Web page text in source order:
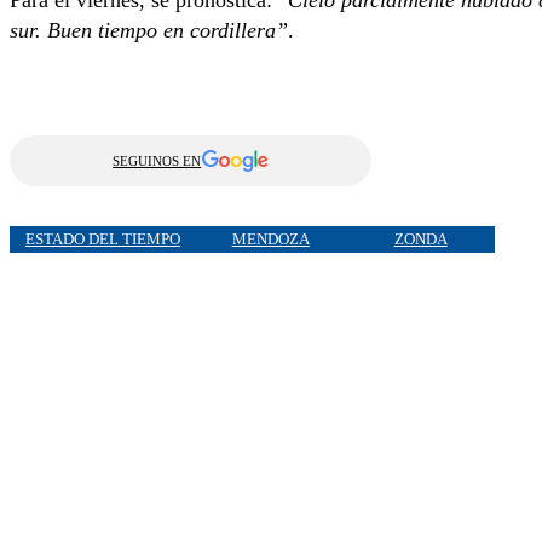
sur. Buen tiempo en cordillera”.
SEGUINOS EN
ESTADO DEL TIEMPO MENDOZA ZONDA